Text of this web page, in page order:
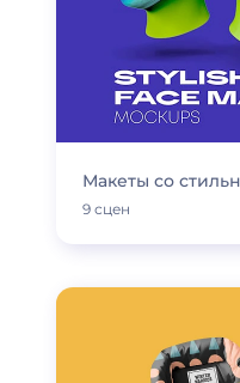
Макеты со
9 сцен